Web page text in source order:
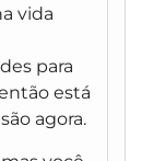
vida
para
está
agora.